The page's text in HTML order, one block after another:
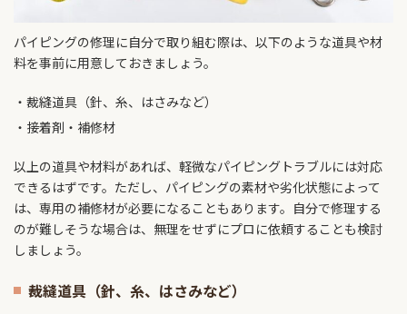
パイピングの修理に自分で取り組む際は、以下のような道具や材
料を事前に用意しておきましょう。
裁縫道具（針、糸、はさみなど）
接着剤・補修材
以上の道具や材料があれば、軽微なパイピングトラブルには対応
できるはずです。ただし、パイピングの素材や劣化状態によって
は、専用の補修材が必要になることもあります。自分で修理する
のが難しそうな場合は、無理をせずにプロに依頼することも検討
しましょう。
裁縫道具（針、糸、はさみなど）